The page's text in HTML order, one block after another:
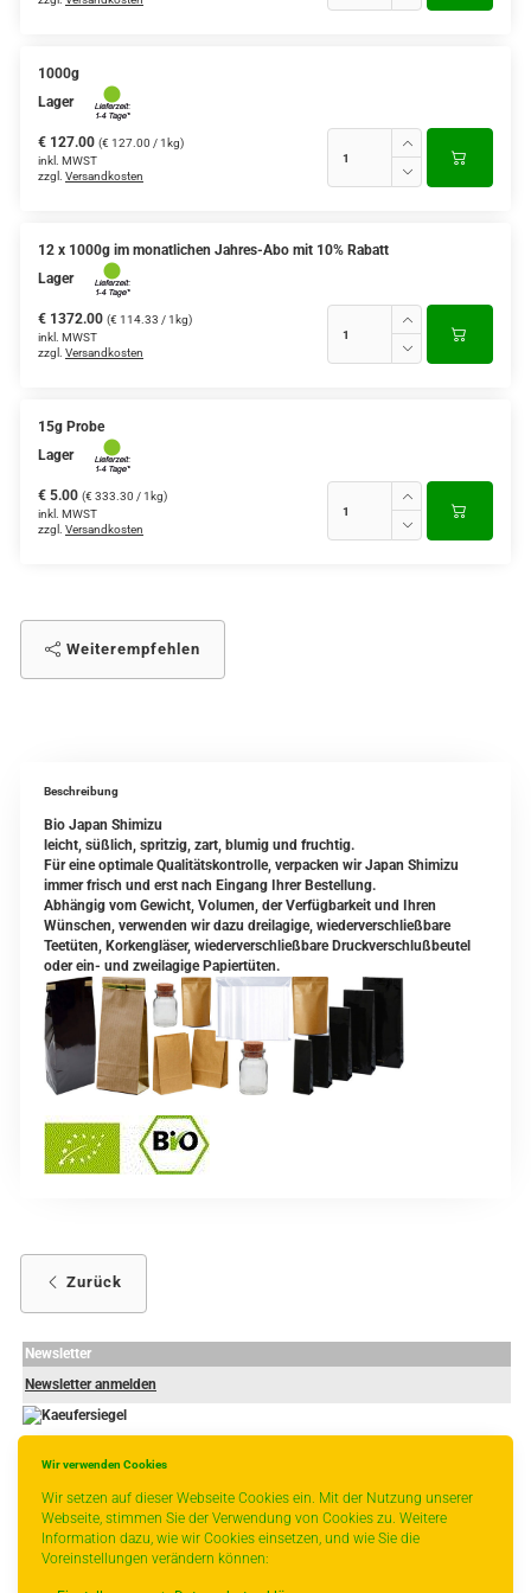
Wir verwenden Cookies
Wir setzen auf dieser Webseite Cookies ein. Mit der Nutzung unserer
Webseite, stimmen Sie der Verwendung von Cookies zu. Weitere
Information dazu, wie wir Cookies einsetzen, und wie Sie die
Voreinstellungen verändern können:
1000g
Lager
€ 127.00 (€ 127.00 / 1kg)
inkl. MWST
zzgl. Versandkosten
12 x 1000g im monatlichen Jahres-Abo mit 10% Rabatt
Lager
€ 1372.00 (€ 114.33 / 1kg)
inkl. MWST
zzgl. Versandkosten
15g Probe
Lager
€ 5.00 (€ 333.30 / 1kg)
inkl. MWST
zzgl. Versandkosten
Weiterempfehlen
Beschreibung
Bio Japan Shimizu
leicht, süßlich, spritzig, zart, blumig und fruchtig.
Für eine optimale Qualitätskontrolle, verpacken wir Japan Shimizu
immer frisch und erst nach Eingang Ihrer Bestellung.
Abhängig vom Gewicht, Volumen, der Verfügbarkeit und Ihren
Wünschen, verwenden wir dazu dreilagige, wiederverschließbare
Teetüten, Korkengläser, wiederverschließbare Druckverschlußbeutel
oder ein- und zweilagige Papiertüten.
Zurück
Newsletter
Newsletter anmelden
- ----------------
* gilt für Lieferungen innerhalb Deutschlands, Lieferzeiten für andere Länder